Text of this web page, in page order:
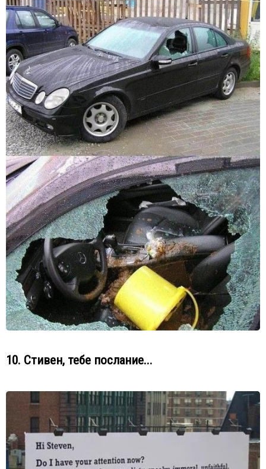
10. Стивен, тебе послание...